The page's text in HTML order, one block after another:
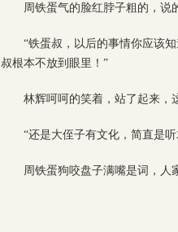
周铁蛋气的脸红脖子粗的，说
“铁蛋叔，以后的事情你应该
叔根本不放到眼里！”
林辉呵呵的笑着，站了起来，
“还是大侄子有文化，简直是
周铁蛋狗咬盘子满嘴是词，